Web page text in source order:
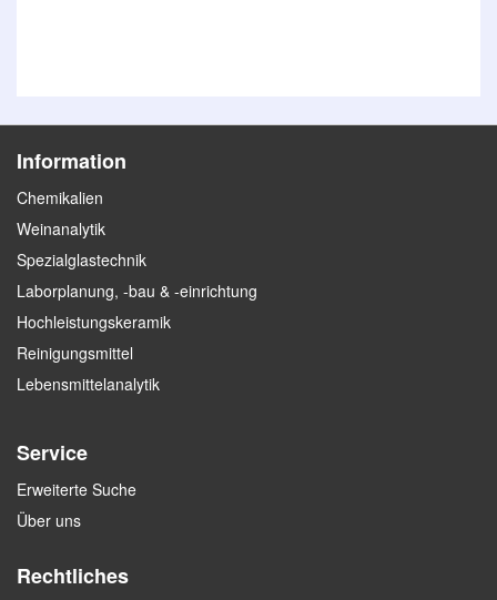
Information
Chemikalien
Weinanalytik
Spezialglastechnik
Laborplanung, -bau & -einrichtung
Hochleistungskeramik
Reinigungsmittel
Lebensmittelanalytik
Service
Erweiterte Suche
Über uns
Rechtliches